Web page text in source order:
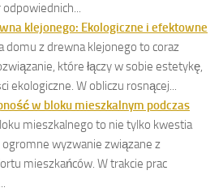
klejonego: Ekologiczne i efektowne
domu z drewna klejonego to coraz
które łączy w sobie estetykę,
ekologiczne. W obliczu rosnącej...
w bloku mieszkalnym podczas
mieszkalnego to nie tylko kwestia
wyzwanie związane z
mieszkańców. W trakcie prac